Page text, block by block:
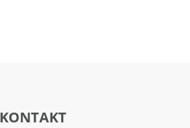
KONTAKT